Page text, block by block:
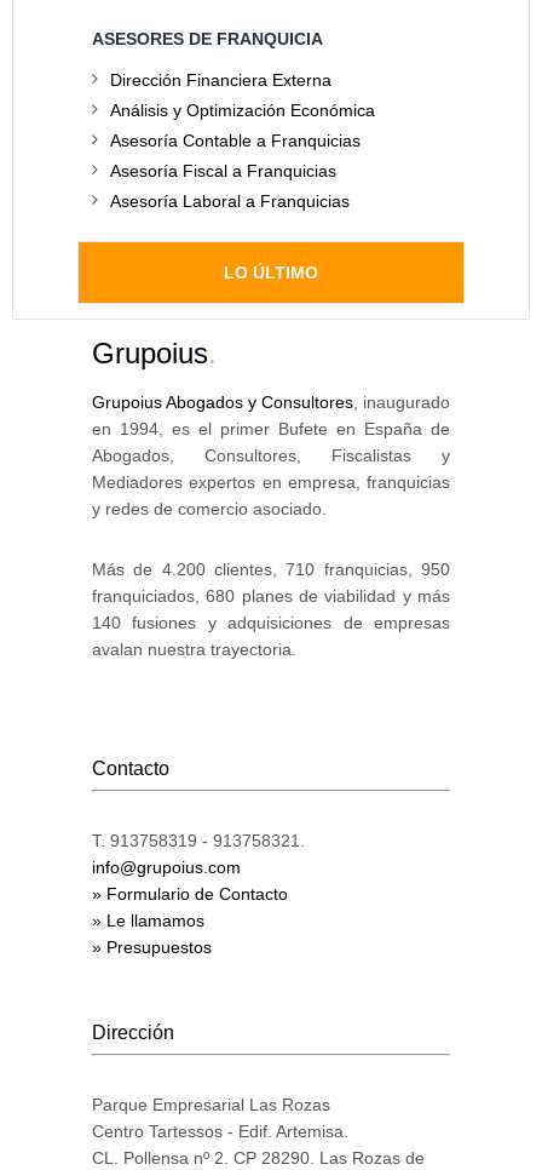
ASESORES DE FRANQUICIA
Dirección Financiera Externa
Análisis y Optimización Económica
Asesoría Contable a Franquicias
Asesoría Fiscal a Franquicias
Asesoría Laboral a Franquicias
LO ÚLTIMO
Grupoius.
Grupoius Abogados y Consultores , inaugurado
en 1994, es el primer Bufete en España de
Abogados, Consultores, Fiscalistas y
Mediadores expertos en empresa, franquicias
y redes de comercio asociado.
Más de 4.200 clientes, 710 franquicias, 950
franquiciados, 680 planes de viabilidad y más
140 fusiones y adquisiciones de empresas
avalan nuestra trayectoria.
Contacto
T. 913758319 - 913758321.
info@grupoius.com
» Formulario de Contacto
» Le llamamos
» Presupuestos
Dirección
Parque Empresarial Las Rozas
Centro Tartessos - Edif. Artemisa.
CL. Pollensa nº 2. CP 28290. Las Rozas de